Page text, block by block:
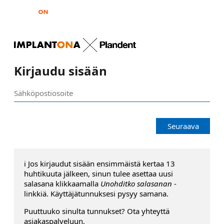
Kirjaudu sisään
Seuraava
ℹ️ Jos kirjaudut sisään ensimmäistä kertaa 13
huhtikuuta jälkeen, sinun tulee asettaa uusi
salasana klikkaamalla Unohditko salasanan -
linkkiä. Käyttäjätunnuksesi pysyy samana.
Puuttuuko sinulta tunnukset? Ota yhteyttä
asiakaspalveluun.